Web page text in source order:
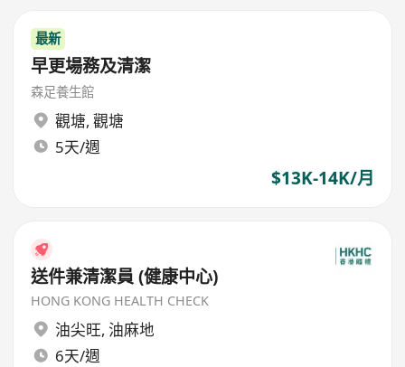
最新
早更場務及清潔
森足養生館
觀塘, 觀塘
5天/週
$13K-14K/月
送件兼清潔員 (健康中心)
HONG KONG HEALTH CHECK
油尖旺, 油麻地
6天/週